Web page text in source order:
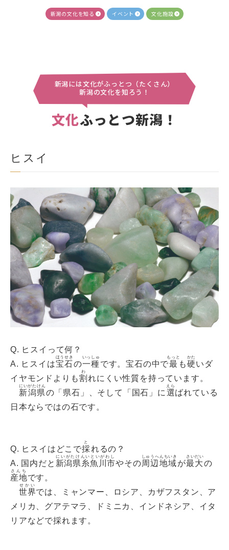
新潟の文化を知る イベント 文化施設
新潟には文化がふっとつ（たくさん）
新潟の文化を知ろう！
文化ふっとつ新潟！
ヒスイ
Q. ヒスイって何？
A. ヒスイは宝石
ほうせき
の一種
いっしゅ
です。宝石の中で最
もっと
も硬
かた
いダ
イヤモンドよりも割
わ
れにくい性質を持っています。
新潟県
にいがたけん
の「県石」、そして「国石」に 選
えら
ばれている
日本ならではの石です。
Q. ヒスイはどこで採
と
れるの？
A. 国内だと 新潟県糸魚川市
にいがたけんいといがわし
やその周辺地域
しゅうへんちいき
が最大
さいだい
の
産地
さんち
です。
世界
せかい
では、ミャンマー、ロシア、カザフスタン、ア
メリカ、グアテマラ、ドミニカ、インドネシア、イタ
リアなどで採れます。